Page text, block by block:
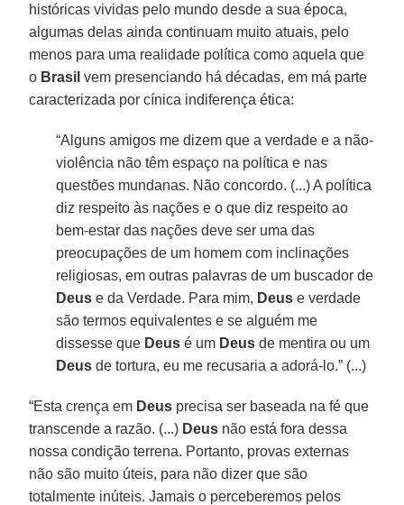
históricas vividas pelo mundo desde a sua época,
algumas delas ainda continuam muito atuais, pelo
menos para uma realidade política como aquela que
o Brasil vem presenciando há décadas, em má parte
caracterizada por cínica indiferença ética:
“Alguns amigos me dizem que a verdade e a não-
violência não têm espaço na política e nas
questões mundanas. Não concordo. (...) A política
diz respeito às nações e o que diz respeito ao
bem-estar das nações deve ser uma das
preocupações de um homem com inclinações
religiosas, em outras palavras de um buscador de
Deus e da Verdade. Para mim, Deus e verdade
são termos equivalentes e se alguém me
dissesse que Deus é um Deus de mentira ou um
Deus de tortura, eu me recusaria a adorá-lo.” (...)
“Esta crença em Deus precisa ser baseada na fé que
transcende a razão. (...) Deus não está fora dessa
nossa condição terrena. Portanto, provas externas
não são muito úteis, para não dizer que são
totalmente inúteis. Jamais o perceberemos pelos